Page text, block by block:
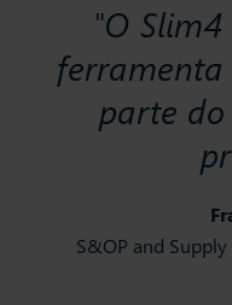
S&OP and
"O
ferramenta
parte do